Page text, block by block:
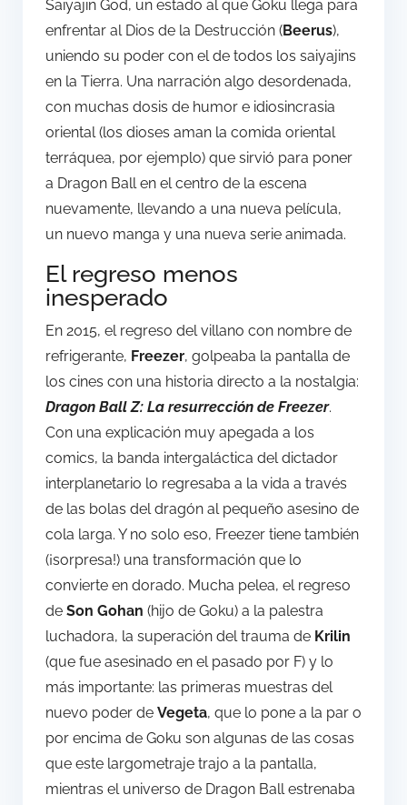
Saiyajin God, un estado al que Goku llega para
enfrentar al Dios de la Destrucción (Beerus),
uniendo su poder con el de todos los saiyajins
en la Tierra. Una narración algo desordenada,
con muchas dosis de humor e idiosincrasia
oriental (los dioses aman la comida oriental
terráquea, por ejemplo) que sirvió para poner
a Dragon Ball en el centro de la escena
nuevamente, llevando a una nueva película,
un nuevo manga y una nueva serie animada.
El regreso menos
inesperado
En 2015, el regreso del villano con nombre de
refrigerante, Freezer, golpeaba la pantalla de
los cines con una historia directo a la nostalgia:
Dragon Ball Z: La resurrección de Freezer.
Con una explicación muy apegada a los
comics, la banda intergaláctica del dictador
interplanetario lo regresaba a la vida a través
de las bolas del dragón al pequeño asesino de
cola larga. Y no solo eso, Freezer tiene también
(¡sorpresa!) una transformación que lo
convierte en dorado. Mucha pelea, el regreso
de Son Gohan (hijo de Goku) a la palestra
luchadora, la superación del trauma de Krilin
(que fue asesinado en el pasado por F) y lo
más importante: las primeras muestras del
nuevo poder de Vegeta, que lo pone a la par o
por encima de Goku son algunas de las cosas
que este largometraje trajo a la pantalla,
mientras el universo de Dragon Ball estrenaba